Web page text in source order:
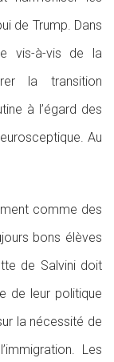
de Trump. Dans
vis-à-vis de la
la transition
à l’égard des
Au
comme des
bons élèves
de Salvini doit
de leur politique
la nécessité de
Les